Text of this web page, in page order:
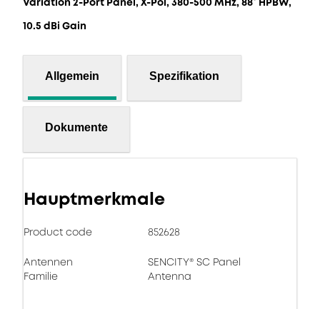
10.5 dBi Gain
Allgemein Spezifikation
Dokumente
Hauptmerkmale
Product code 852628
Antennen
Familie
SENCITY® SC Panel
Antenna